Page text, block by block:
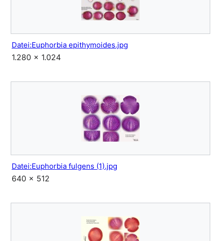
Datei:Euphorbia epithymoides.jpg
1.280 × 1.024
Datei:Euphorbia fulgens (1).jpg
640 × 512